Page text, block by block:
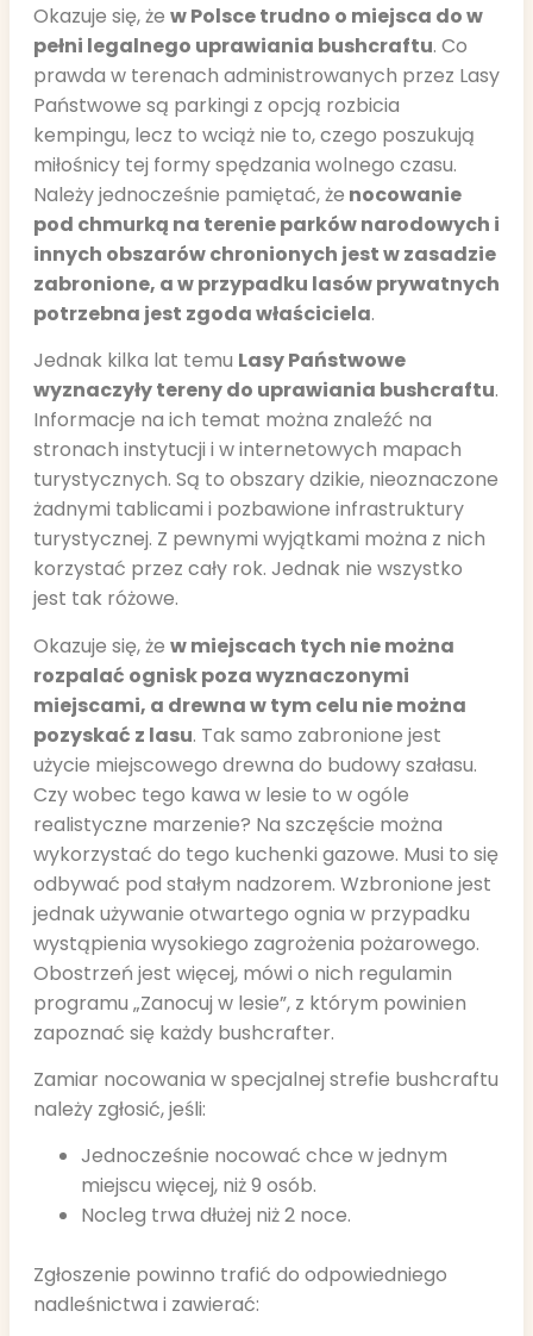
Okazuje się, że w Polsce trudno o miejsca do w
pełni legalnego uprawiania bushcraftu. Co
prawda w terenach administrowanych przez Lasy
Państwowe są parkingi z opcją rozbicia
kempingu, lecz to wciąż nie to, czego poszukują
miłośnicy tej formy spędzania wolnego czasu.
Należy jednocześnie pamiętać, że nocowanie
pod chmurką na terenie parków narodowych i
innych obszarów chronionych jest w zasadzie
zabronione, a w przypadku lasów prywatnych
potrzebna jest zgoda właściciela.
Jednak kilka lat temu Lasy Państwowe
wyznaczyły tereny do uprawiania bushcraftu.
Informacje na ich temat można znaleźć na
stronach instytucji i w internetowych mapach
turystycznych. Są to obszary dzikie, nieoznaczone
żadnymi tablicami i pozbawione infrastruktury
turystycznej. Z pewnymi wyjątkami można z nich
korzystać przez cały rok. Jednak nie wszystko
jest tak różowe.
Okazuje się, że w miejscach tych nie można
rozpalać ognisk poza wyznaczonymi
miejscami, a drewna w tym celu nie można
pozyskać z lasu. Tak samo zabronione jest
użycie miejscowego drewna do budowy szałasu.
Czy wobec tego kawa w lesie to w ogóle
realistyczne marzenie? Na szczęście można
wykorzystać do tego kuchenki gazowe. Musi to się
odbywać pod stałym nadzorem. Wzbronione jest
jednak używanie otwartego ognia w przypadku
wystąpienia wysokiego zagrożenia pożarowego.
Obostrzeń jest więcej, mówi o nich regulamin
programu „Zanocuj w lesie”, z którym powinien
zapoznać się każdy bushcrafter.
Zamiar nocowania w specjalnej strefie bushcraftu
należy zgłosić, jeśli:
Jednocześnie nocować chce w jednym
miejscu więcej, niż 9 osób.
Nocleg trwa dłużej niż 2 noce.
Zgłoszenie powinno trafić do odpowiedniego
nadleśnictwa i zawierać: